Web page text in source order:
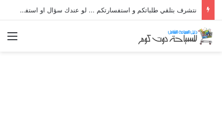
نتشرف بتلقي طلباتكم و استفسارتكم ... لو عندك سؤال او استفسار ماتدرددش فى طلب المساعدة